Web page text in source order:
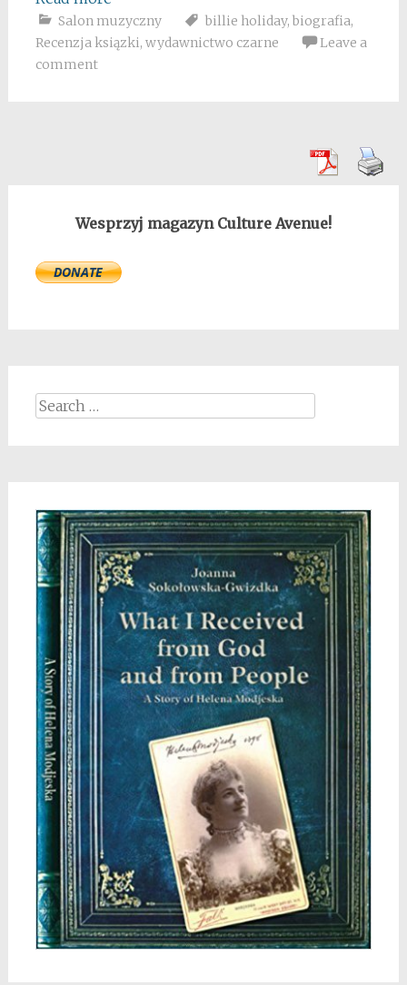
Salon muzyczny billie holiday, biografia,
Recenzja ksiązki, wydawnictwo czarne
Leave a
comment
Wesprzyj magazyn Culture Avenue!
Search